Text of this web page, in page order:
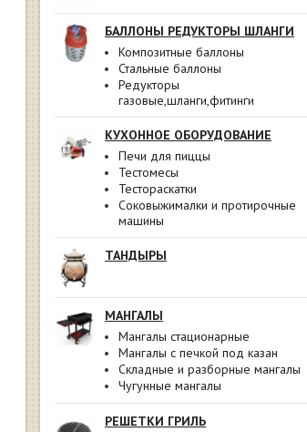
БАЛЛОНЫ РЕДУКТОРЫ ШЛАНГИ
Композитные баллоны
Стальные баллоны
Редукторы
газовые,шланги,фитинги
КУХОННОЕ ОБОРУДОВАНИЕ
Печи для пиццы
Тестомесы
Тестораскатки
Соковыжималки и протирочные
машины
ТАНДЫРЫ
МАНГАЛЫ
Мангалы стационарные
Мангалы с печкой под казан
Складные и разборные мангалы
Чугунные мангалы
РЕШЕТКИ ГРИЛЬ